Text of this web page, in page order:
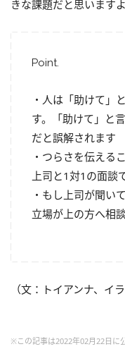
きな課題だと思いますよ
Point.
・人は「助けて」
す。「助けて」と
だと誤解されます
・つらさを伝える
上司と1対1の面談
・もし上司が聞い
立場が上の方へ相
（文：トイアンナ、イ
※この記事は2022年02月22日に